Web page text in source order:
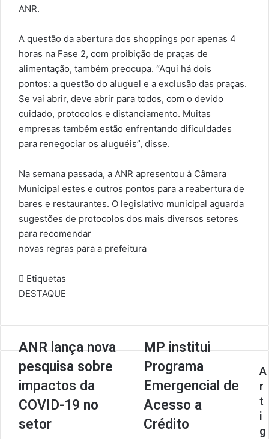
ANR.
A questão da abertura dos shoppings por apenas 4
horas na Fase 2, com proibição de praças de
alimentação, também preocupa. “Aqui há dois
pontos: a questão do aluguel e a exclusão das praças.
Se vai abrir, deve abrir para todos, com o devido
cuidado, protocolos e distanciamento. Muitas
empresas também estão enfrentando dificuldades
para renegociar os aluguéis”, disse.
Na semana passada, a ANR apresentou à Câmara
Municipal estes e outros pontos para a reabertura de
bares e restaurantes. O legislativo municipal aguarda
sugestões de protocolos dos mais diversos setores
para recomendar
novas regras para a prefeitura
Etiquetas
DESTAQUE
A
R
l
n
ç
ANR lança nova
pesquisa sobre
impactos da
COVID-19 no
setor
M
i
n
t
i
MP institui
Programa
Emergencial de
Acesso a
Crédito
A
r
t
i
g